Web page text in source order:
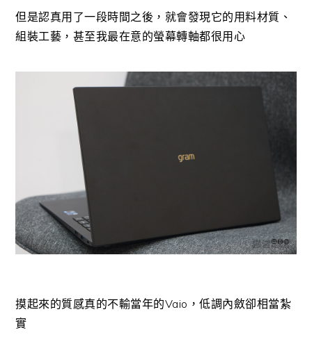
但是認真用了一段時間之後，就會發現它的用料材質、
組裝工藝，甚至我最在意的螢幕轉軸都很用心
摸起來的質感真的不輸當年的Vaio，低調內斂卻相當紮
實